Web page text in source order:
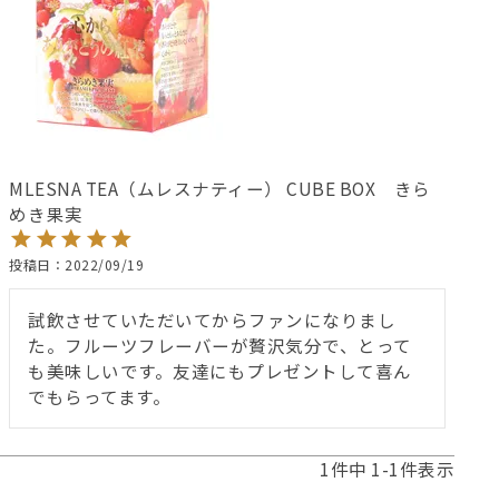
MLESNA TEA（ムレスナティー） CUBE BOX きら
めき果実
投稿日 2022/09/19
試飲させていただいてからファンになりまし
た。フルーツフレーバーが贅沢気分で、とって
も美味しいです。友達にもプレゼントして喜ん
でもらってます。
1件中 1-1件表示